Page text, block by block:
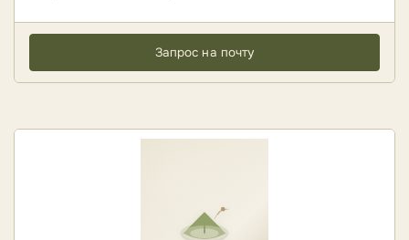
Запрос на почту